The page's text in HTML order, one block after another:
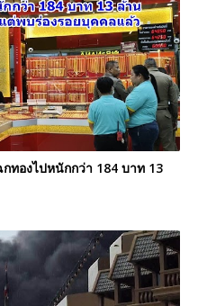
ทองไปหนักกว่า 184 บาท 13